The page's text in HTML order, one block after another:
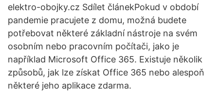
elektro-obojky.cz Sdílet článekPokud v období
pandemie pracujete z domu, možná budete
potřebovat některé základní nástroje na svém
osobním nebo pracovním počítači, jako je
například Microsoft Office 365. Existuje několik
způsobů, jak lze získat Office 365 nebo alespoň
některé jeho aplikace zdarma.